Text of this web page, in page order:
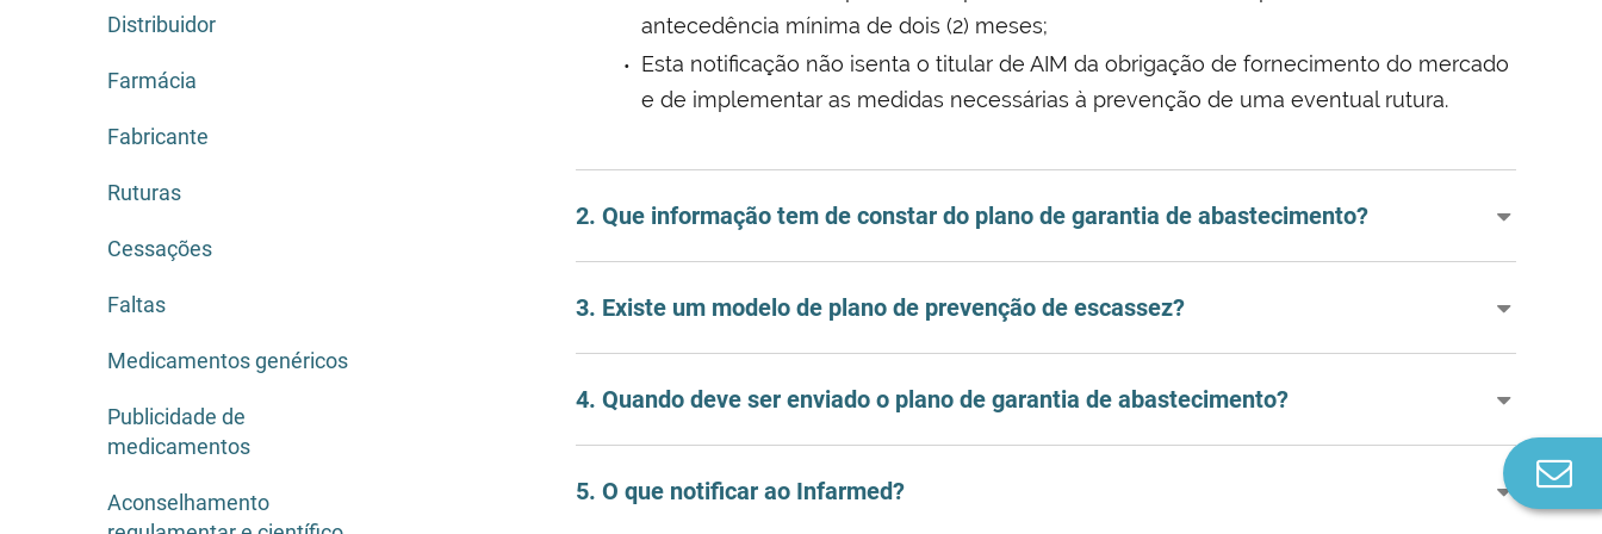
Distribuidor
Farmácia
Fabricante
Ruturas
Cessações
Faltas
Medicamentos genéricos
Publicidade de
medicamentos
Aconselhamento
antecedência mínima de dois (2) meses;
Esta notificação não isenta o titular de AIM da obrigação de fornecimento do mercado
e de implementar as medidas necessárias à prevenção de uma eventual rutura.
2. Que informação tem de constar do plano de garantia de abastecimento?
3. Existe um modelo de plano de prevenção de escassez?
4. Quando deve ser enviado o plano de garantia de abastecimento?
5. O que notificar ao Infarmed?